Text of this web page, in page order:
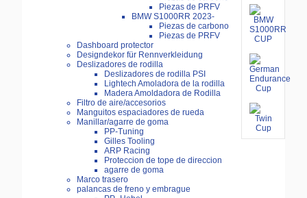
Piezas de PRFV
BMW S1000RR 2023-
Piezas de carbono
Piezas de PRFV
Dashboard protector
Designdekor für Rennverkleidung
Deslizadores de rodilla
Deslizadores de rodilla PSI
Lightech Amoladora de la rodilla
Madera Amoldadora de Rodilla
Filtro de aire/accesorios
Manguitos espaciadores de rueda
Manillar/agarre de goma
PP-Tuning
Gilles Tooling
ARP Racing
Proteccion de tope de direccion
agarre de goma
Marco trasero
palancas de freno y embrague